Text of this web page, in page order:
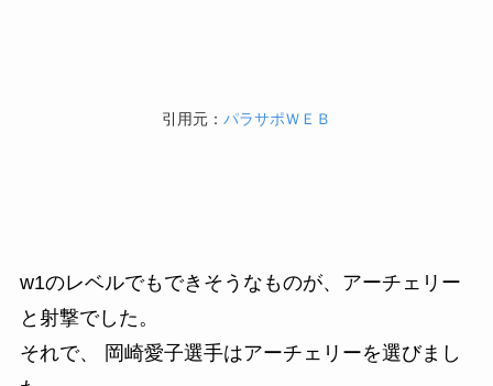
引用元： パラサポＷＥＢ
w1のレベルでもできそうなものが、アーチェリー
と射撃でした。
それで、 岡崎愛子選手はアーチェリーを選びまし